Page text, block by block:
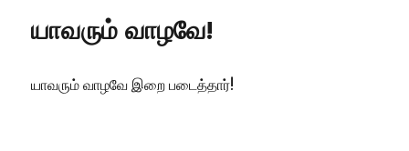
யாவரும் வாழவே!
யாவரும் வாழவே இறை படைத்தார்!